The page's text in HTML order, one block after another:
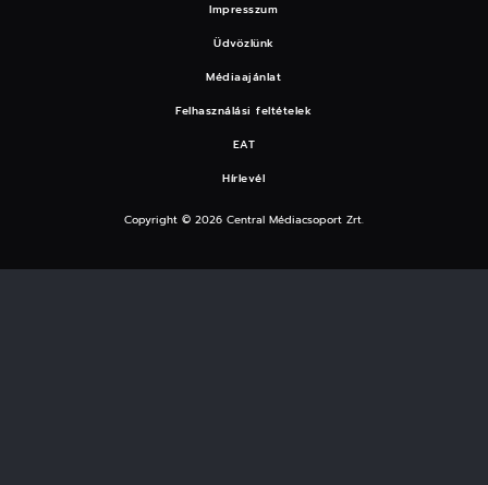
Impresszum
Üdvözlünk
Médiaajánlat
Felhasználási feltételek
EAT
Hírlevél
Copyright © 2026 Central Médiacsoport Zrt.